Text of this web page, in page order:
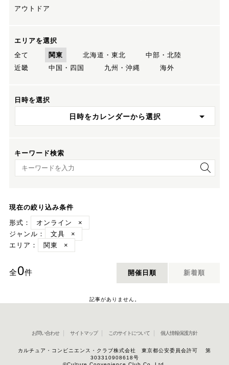
アウトドア
エリアを選択
全て
関東 北海道・東北
中部・北陸
近畿
中国・四国 九州・沖縄 海外
日時を選択
日時をカレンダーから選択
キーワード検索
キーワード検索
現在の絞り込み条件
形式：
オンライン
×
ジャンル：
文具
×
エリア：
関東 ×
全0件 開催日順 新着順
記事がありません。
お問い合わせ サイトマップ このサイトについて 個人情報保護方針
カルチュア・コンビニエンス・クラブ株式会社 東京都公安委員会許可 第
303310908618号